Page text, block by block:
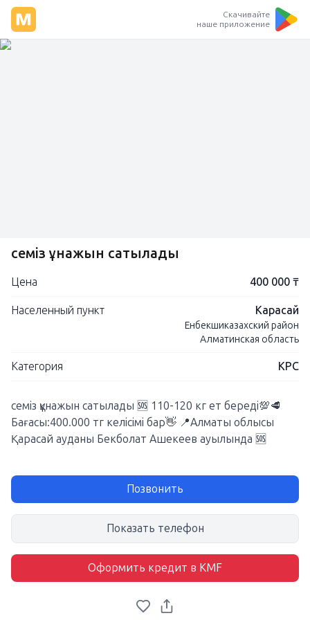
Скачивайте
наше приложение
семіз құнажын сатылады
Цена 400 000 ₸
Населенный пункт Карасай
Енбекшиказахский район
Алматинская область
Категория КРС
семіз құнажын сатылады 🆘 110-120 кг ет береді💯🥩
Бағасы:400.000 тг келісімі бар👋 📍Алматы облысы
Қарасай ауданы Бекболат Ашекеев ауылында 🆘
Позвонить
Показать телефон
Оформить кредит в KMF